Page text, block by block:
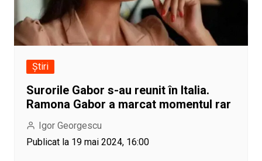
Știri
Surorile Gabor s-au reunit în Italia.
Ramona Gabor a marcat momentul rar
Igor Georgescu
Publicat la 19 mai 2024, 16:00